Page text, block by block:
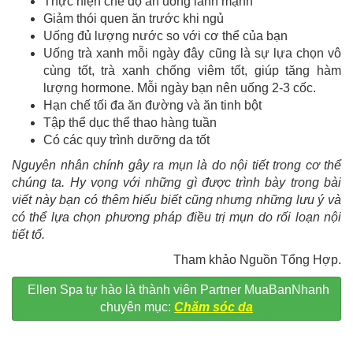
Giảm thói quen ăn trước khi ngủ
Uống đủ lượng nước so với cơ thể của bạn
Uống trà xanh mỗi ngày đây cũng là sự lựa chọn vô
cùng tốt, trà xanh chống viêm tốt, giúp tăng hàm
lượng hormone. Mỗi ngày bạn nên uống 2-3 cốc.
Hạn chế tối đa ăn đường và ăn tinh bột
Tập thể dục thể thao hàng tuần
Có các quy trình dưỡng da tốt
Nguyên nhân chính gây ra mụn là do nội tiết trong cơ thể
chúng ta. Hy vọng với những gì được trình bày trong bài
viết này bạn có thêm hiểu biết cũng nhưng những lưu ý và
có thể lựa chọn phương pháp điều trị mụn do rối loạn nội
tiết tố.
Tham khảo Nguồn Tổng Hợp.
Ellen Spa tự hào là thành viên Partner MuaBanNhanh
chuyên mục: Chăm sóc da